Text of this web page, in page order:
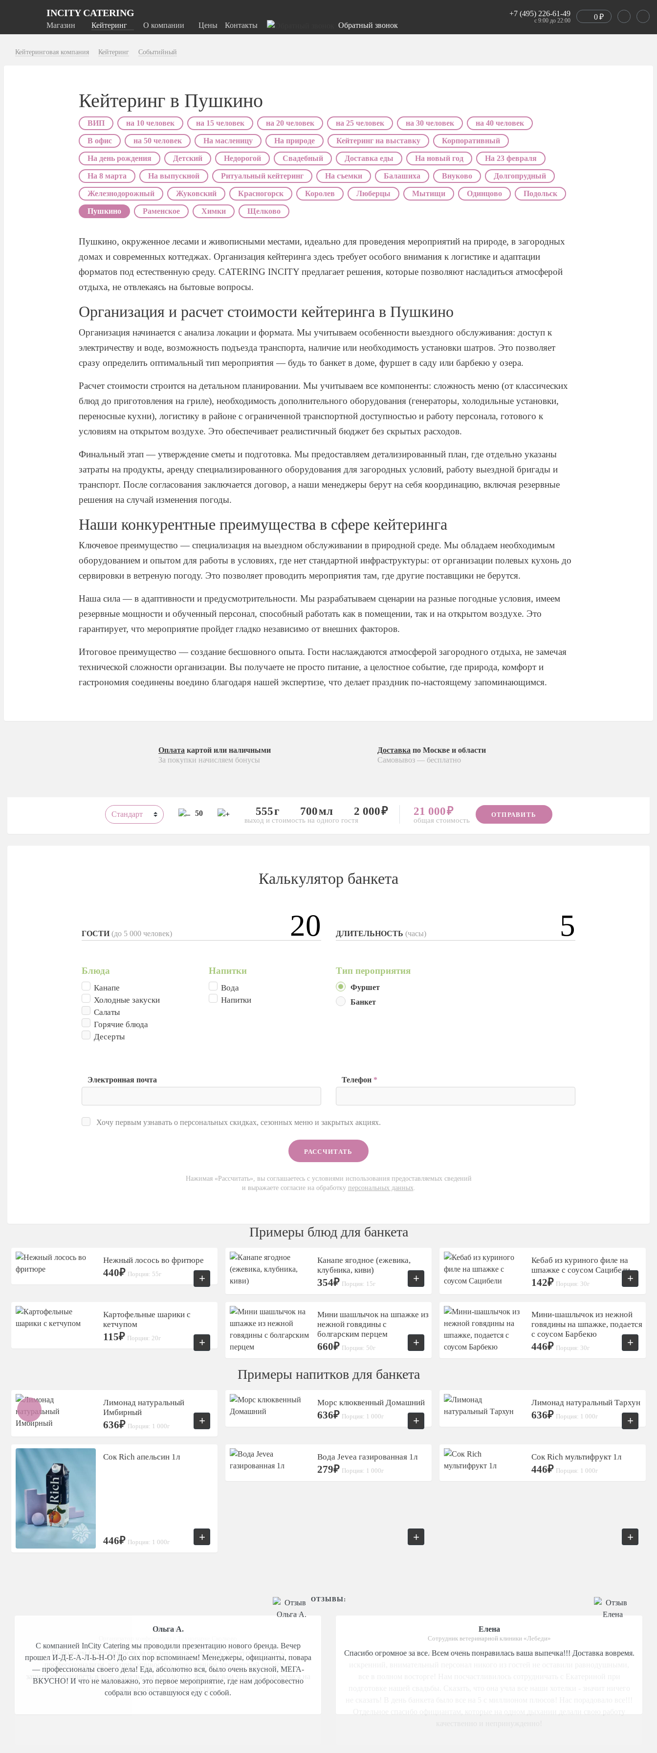
INCITY CATERING
Магазин Кейтеринг О компании Цены Контакты Обратный звонок
+7 (495) 226-61-49
с 9:00 до 22:00 0₽
Кейтеринговая компания Кейтеринг Событийный
Кейтеринг в Пушкино
ВИП на 10 человек на 15 человек на 20 человек на 25 человек на 30 человек на 40 человек
В офис на 50 человек На масленицу На природе Кейтеринг на выставку Корпоративный
На день рождения Детский Недорогой Свадебный Доставка еды На новый год На 23 февраля
На 8 марта На выпускной Ритуальный кейтеринг На съемки Балашиха Внуково Долгопрудный
Железнодорожный Жуковский Красногорск Королев Люберцы Мытищи Одинцово Подольск
Пушкино Раменское Химки Щелково
Пушкино, окруженное лесами и живописными местами, идеально для проведения мероприятий на природе, в загородных
домах и современных коттеджах. Организация кейтеринга здесь требует особого внимания к логистике и адаптации
форматов под естественную среду. CATERING INCITY предлагает решения, которые позволяют насладиться атмосферой
отдыха, не отвлекаясь на бытовые вопросы.
Организация и расчет стоимости кейтеринга в Пушкино
Организация начинается с анализа локации и формата. Мы учитываем особенности выездного обслуживания: доступ к
электричеству и воде, возможность подъезда транспорта, наличие или необходимость установки шатров. Это позволяет
сразу определить оптимальный тип мероприятия — будь то банкет в доме, фуршет в саду или барбекю у озера.
Расчет стоимости строится на детальном планировании. Мы учитываем все компоненты: сложность меню (от классических
блюд до приготовления на гриле), необходимость дополнительного оборудования (генераторы, холодильные установки,
переносные кухни), логистику в районе с ограниченной транспортной доступностью и работу персонала, готового к
условиям на открытом воздухе. Это обеспечивает реалистичный бюджет без скрытых расходов.
Финальный этап — утверждение сметы и подготовка. Мы предоставляем детализированный план, где отдельно указаны
затраты на продукты, аренду специализированного оборудования для загородных условий, работу выездной бригады и
транспорт. После согласования заключается договор, а наши менеджеры берут на себя координацию, включая резервные
решения на случай изменения погоды.
Наши конкурентные преимущества в сфере кейтеринга
Ключевое преимущество — специализация на выездном обслуживании в природной среде. Мы обладаем необходимым
оборудованием и опытом для работы в условиях, где нет стандартной инфраструктуры: от организации полевых кухонь до
сервировки в ветреную погоду. Это позволяет проводить мероприятия там, где другие поставщики не берутся.
Наша сила — в адаптивности и предусмотрительности. Мы разрабатываем сценарии на разные погодные условия, имеем
резервные мощности и обученный персонал, способный работать как в помещении, так и на открытом воздухе. Это
гарантирует, что мероприятие пройдет гладко независимо от внешних факторов.
Итоговое преимущество — создание бесшовного опыта. Гости наслаждаются атмосферой загородного отдыха, не замечая
технической сложности организации. Вы получаете не просто питание, а целостное событие, где природа, комфорт и
гастрономия соединены воедино благодаря нашей экспертизе, что делает праздник по-настоящему запоминающимся.
Оплата картой или наличными
За покупки начисляем бонусы
Доставка по Москве и области
Самовывоз — бесплатно
50 555 700 2 000
выход и стоимость на одного гостя
21 000
общая стоимость
ОТПРАВИТЬ
Калькулятор банкета
ГОСТИ (до 5 000 человек) ДЛИТЕЛЬНОСТЬ (часы)
Блюда
Канапе
Холодные закуски
Салаты
Горячие блюда
Десерты
Напитки
Вода
Напитки
Тип пероприятия
Фуршет
Банкет
Электронная почта Телефон *
Хочу первым узнавать о персональных скидках, сезонных меню и закрытых акциях.
Нажимая «Рассчитать», вы соглашаетесь с условиями использования предоставляемых сведений
и выражаете согласие на обработку персональных данных
Примеры блюд для банкета
Нежный лосось во фритюре
440₽ Порция: 55г +
Канапе ягодное (ежевика,
клубника, киви)
354₽ Порция: 15г +
Кебаб из куриного филе на
шпажке с соусом Сацибели
142₽ Порция: 30г +
Картофельные шарики с
кетчупом
115₽ Порция: 20г +
Мини шашлычок на шпажке из
нежной говядины с
болгарским перцем
660₽ Порция: 50г +
Мини-шашлычок из нежной
говядины на шпажке, подается
с соусом Барбекю
446₽ Порция: 30г +
Примеры напитков для банкета
Лимонад натуральный
Имбирный
636₽ Порция: 1 000г +
Морс клюквенный Домашний
636₽ Порция: 1 000г +
Лимонад натуральный Тархун
636₽ Порция: 1 000г +
Сок Rich апельсин 1л
446₽ Порция: 1 000г +
Вода Jevea газированная 1л
279₽ Порция: 1 000г
+
Сок Rich мультифрукт 1л
446₽ Порция: 1 000г
+
ОТЗЫВЫ:
Оксана
Выражаем благодарность за организацию питания. Хочется отметить
профессионализм, восприимчивость к пожеланиям, творческий подход и
заинтересованность в положительном результате. Желаем вам успехов и надеемся на
Алена
Невеста
Не могу не сказать Вам спасибо! Ваша прекрасная кухня, организация и душевный,